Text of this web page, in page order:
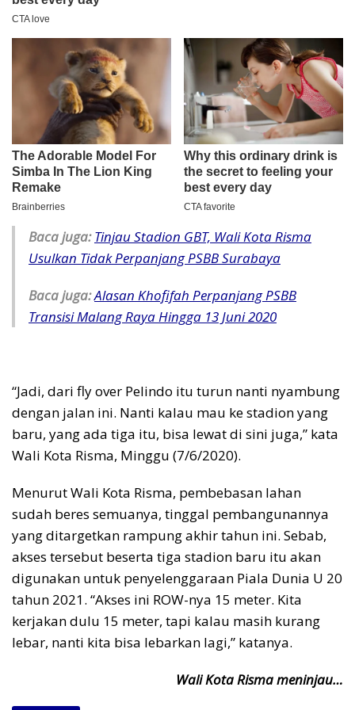
Baca juga: Tinjau Stadion GBT, Wali Kota Risma
Usulkan Tidak Perpanjang PSBB Surabaya
Baca juga:Alasan Khofifah Perpanjang PSBB
Transisi Malang Raya Hingga 13 Juni 2020
“Jadi, dari fly over Pelindo itu turun nanti nyambung
dengan jalan ini. Nanti kalau mau ke stadion yang
baru, yang ada tiga itu, bisa lewat di sini juga,” kata
Wali Kota Risma, Minggu (7/6/2020).
Menurut Wali Kota Risma, pembebasan lahan
sudah beres semuanya, tinggal pembangunannya
yang ditargetkan rampung akhir tahun ini. Sebab,
akses tersebut beserta tiga stadion baru itu akan
digunakan untuk penyelenggaraan Piala Dunia U 20
tahun 2021. “Akses ini ROW-nya 15 meter. Kita
kerjakan dulu 15 meter, tapi kalau masih kurang
lebar, nanti kita bisa lebarkan lagi,” katanya.
Wali Kota Risma meninjau…